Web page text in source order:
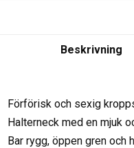
Beskrivning
Förförisk och sexig
Halterneck med en mjuk
Bar rygg, öppen gren och